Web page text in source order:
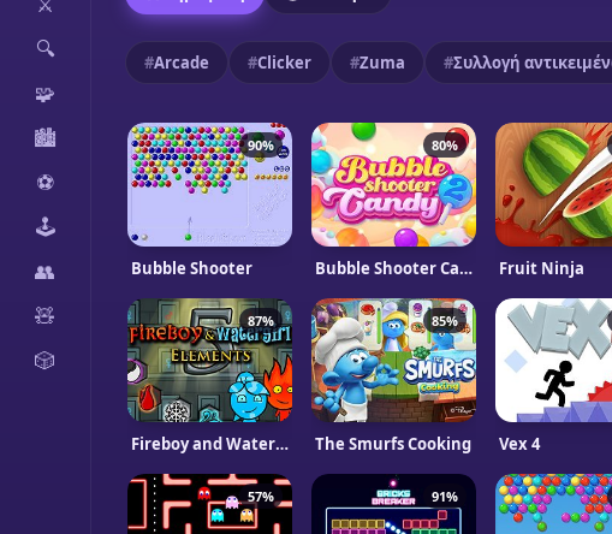
🔍
🧩
🏙️
⚽
🕹️
👥
🧸
🎲
Arcade Clicker Zuma Συλλογή
90%
Bubble Shooter
80%
Bubble Shooter Candy 2 Fruit Ninja
87%
Fireboy and Watergirl 5 Elements
85%
The Smurfs Cooking Vex 4
57% 91%